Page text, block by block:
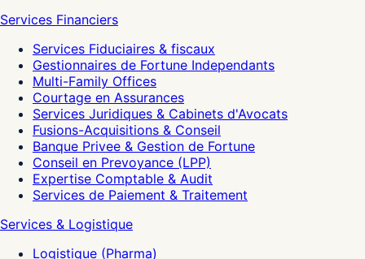
Services Financiers
Services Fiduciaires & fiscaux
Gestionnaires de Fortune Independants
Multi-Family Offices
Courtage en Assurances
Services Juridiques & Cabinets d'Avocats
Fusions-Acquisitions & Conseil
Banque Privee & Gestion de Fortune
Conseil en Prevoyance (LPP)
Expertise Comptable & Audit
Services de Paiement & Traitement
Services & Logistique
Logistique (Pharma)